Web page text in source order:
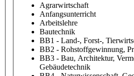
Agrarwirtschaft
Anfangsunterricht
Arbeitslehre
Bautechnik
BB1 - Land-, Forst-,
BB2 - Rohstoffgewinnung,
BB3 - Bau, Architektur,
Gebäudetechnik